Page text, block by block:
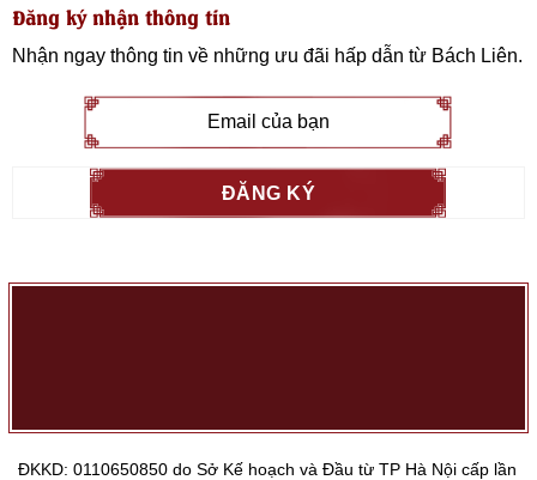
Đăng ký nhận thông tin
Nhận ngay thông tin về những ưu đãi hấp dẫn từ Bách Liên.
ĐKKD: 0110650850 do Sở Kế hoạch và Đầu từ TP Hà Nội cấp lần